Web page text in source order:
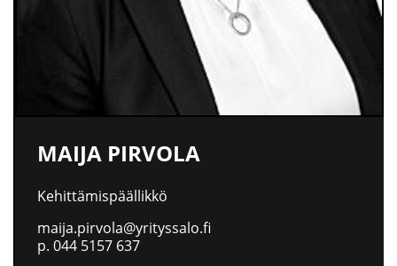
MAIJA PIRVOLA
Kehittämispäällikkö
maija.pirvola@yrityssalo.fi
p. 044 5157 637